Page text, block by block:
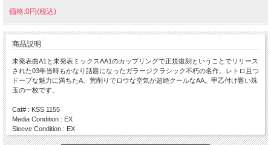
価格:0円(税込)
商品説明
未発表曲A1と未発表ミックスAA1のカップリングで正規復刻ということでリリース
された03年当時もかなり話題になったガラージクラシック不朽の名作。レトロ且つ
ドープな魅力に満ちたA、荒削りでロウな空気が超絶クールなAA。甲乙付け難い珠
玉の一枚です。
Cat# : KSS 1155
Media Condition : EX
Sleeve Condition : EX
Press : 2003 / US